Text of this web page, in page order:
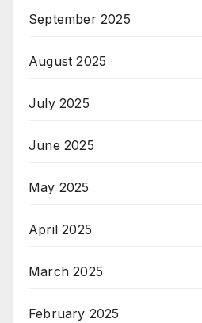
September 2025
August 2025
July 2025
June 2025
May 2025
April 2025
March 2025
February 2025